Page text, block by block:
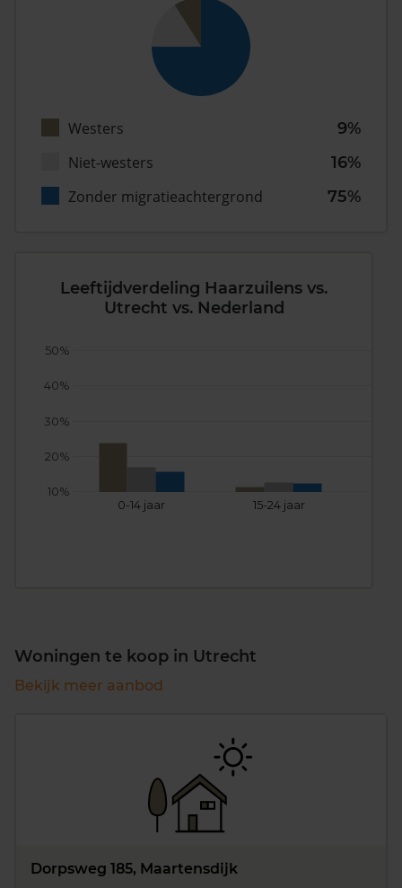
Westers
9%
Niet-westers
16%
Zonder migratieachtergrond
75%
Leeftijdverdeling Haarzuilens vs.
Utrecht vs. Nederland
0-14 jaar 15-24 jaar
10%
20%
30%
40%
50%
Woningen te koop in Utrecht
Bekijk meer aanbod
Dorpsweg 185, Maartensdijk